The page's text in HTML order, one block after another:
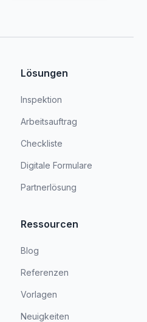
Lösungen
Inspektion
Arbeitsauftrag
Checkliste
Digitale Formulare
Partnerlösung
Ressourcen
Blog
Referenzen
Vorlagen
Neuigkeiten